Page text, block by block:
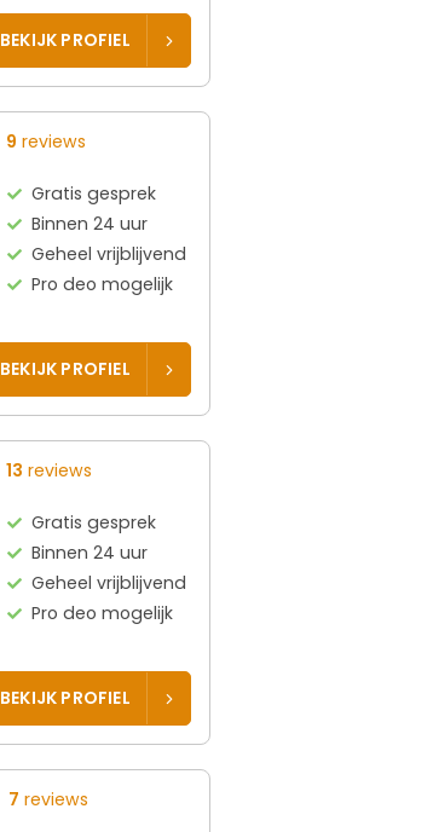
BEKIJK PROFIEL
9 reviews
Gratis gesprek
Binnen 24 uur
Geheel vrijblijvend
Pro deo mogelijk
BEKIJK PROFIEL
13 reviews
Gratis gesprek
Binnen 24 uur
Geheel vrijblijvend
Pro deo mogelijk
BEKIJK PROFIEL
7 reviews